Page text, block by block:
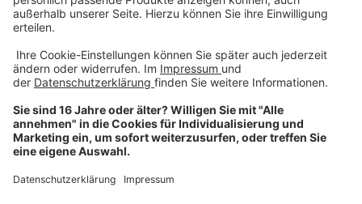
Über uns
Dehner Unternehmen
Jobs bei Dehner